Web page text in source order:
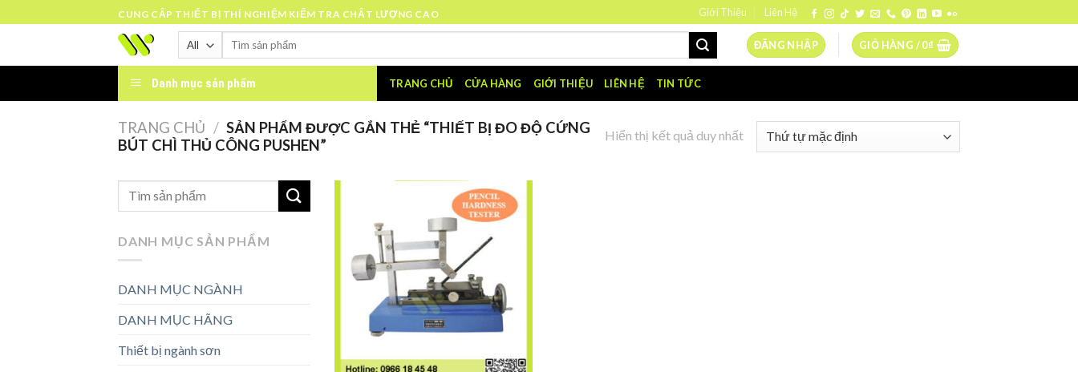
to
CUNG CẤP THIẾT BỊ THÍ NGHIỆM KIỂM TRA CHẤT LƯỢNG CAO Giới Thiệu Liên Hệ
Tìm
ĐĂNG NHẬP GIỎ HÀNG /0₫
Danh mục sản phẩm TRANG CHỦ CỬA HÀNG GIỚI THIỆU LIÊN HỆ TIN TỨC
TRANG CHỦ / SẢN PHẨM ĐƯỢC GẮN THẺ “THIẾT BỊ ĐO ĐỘ CỨNG
BÚT CHÌ THỦ CÔNG PUSHEN”
Hiển thị kết quả duy nhất
DANH MỤC SẢN PHẨM
DANH MỤC NGÀNH
DANH MỤC HÃNG
Thiết bị ngành sơn